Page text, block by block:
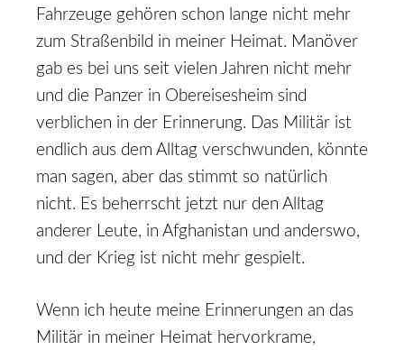
Fahrzeuge gehören schon lange nicht mehr
zum Straßenbild in meiner Heimat. Manöver
gab es bei uns seit vielen Jahren nicht mehr
und die Panzer in Obereisesheim sind
verblichen in der Erinnerung. Das Militär ist
endlich aus dem Alltag verschwunden, könnte
man sagen, aber das stimmt so natürlich
nicht. Es beherrscht jetzt nur den Alltag
anderer Leute, in Afghanistan und anderswo,
und der Krieg ist nicht mehr gespielt.
Wenn ich heute meine Erinnerungen an das
Militär in meiner Heimat hervorkrame,